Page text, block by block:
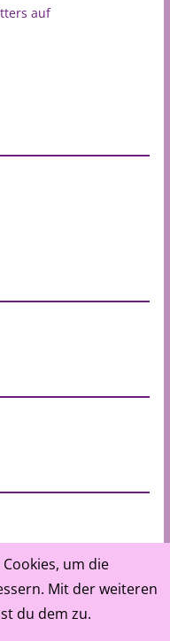
auf
um die
Mit der weiteren
du dem zu.